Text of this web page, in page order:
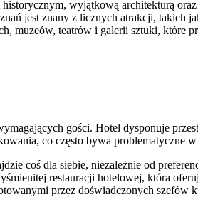
wyjątkową architekturą
jest znany z licznych atrakcji, takich
muzeów, teatrów i galerii sztuki, które
gości. Hotel dysponuje
co często bywa problematyczne
coś dla siebie, niezależnie od
restauracji hotelowej, która
przez doświadczonych szefów